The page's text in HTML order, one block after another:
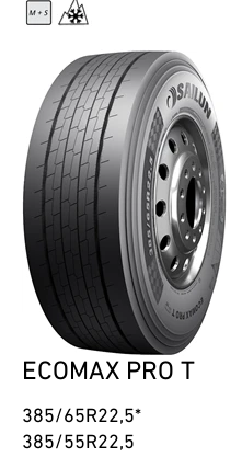
ECOMAX PRO T
385/65R22,5*
385/55R22,5